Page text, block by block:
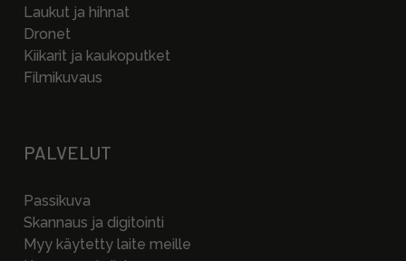
Laukut ja hihnat
Dronet
Kiikarit ja kaukoputket
Filmikuvaus
PALVELUT
Passikuva
Skannaus ja digitointi
Myy käytetty laite meille